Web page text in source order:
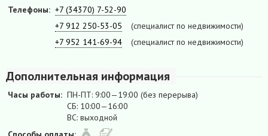
Телефоны: +7 (34370) 7-52-90
+7 912 250-53-05
(специалист по недвижимости)
+7 952 141-69-94
(специалист по недвижимости)
Дополнительная информация
Часы работы: ПН-ПТ: 9:00—19:00 (без перерыва)
СБ: 10:00—16:00
ВС: выходной